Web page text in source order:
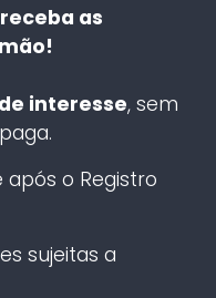
as
interesse, sem
o Registro
sujeitas a